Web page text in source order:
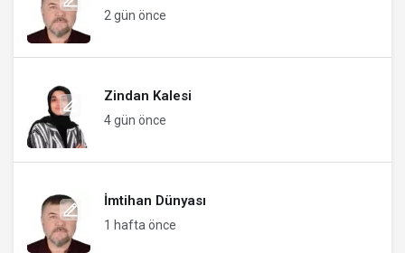
2 gün önce
Zindan Kalesi
4 gün önce
İmtihan Dünyası
1 hafta önce